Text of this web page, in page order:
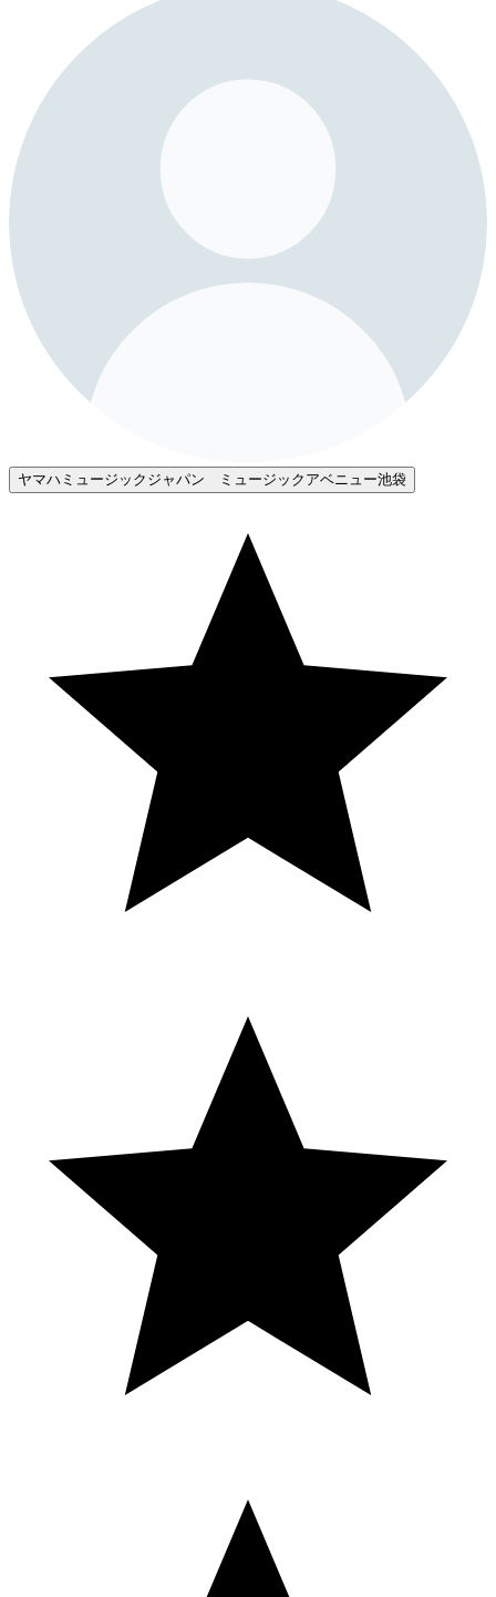
ヤマハミュージックジャパン ミュージックアベニュー池袋